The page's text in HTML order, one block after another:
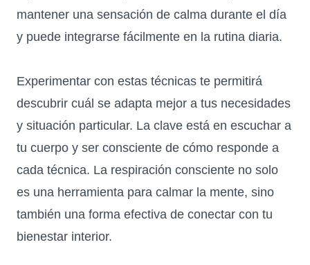
mantener una sensación de calma durante el día
y puede integrarse fácilmente en la rutina diaria.
Experimentar con estas técnicas te permitirá
descubrir cuál se adapta mejor a tus necesidades
y situación particular. La clave está en escuchar a
tu cuerpo y ser consciente de cómo responde a
cada técnica. La respiración consciente no solo
es una herramienta para calmar la mente, sino
también una forma efectiva de conectar con tu
bienestar interior.